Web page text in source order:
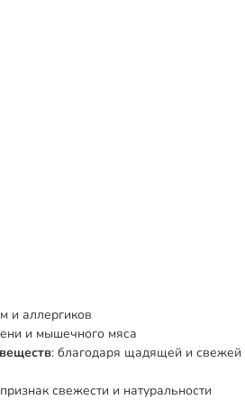
и аллергиков
и мышечного мяса
: благодаря щадящей и свежей
признак свежести и натуральности